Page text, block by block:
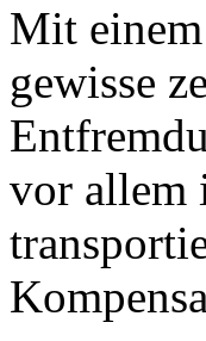
Mit
gewisse
vor allem